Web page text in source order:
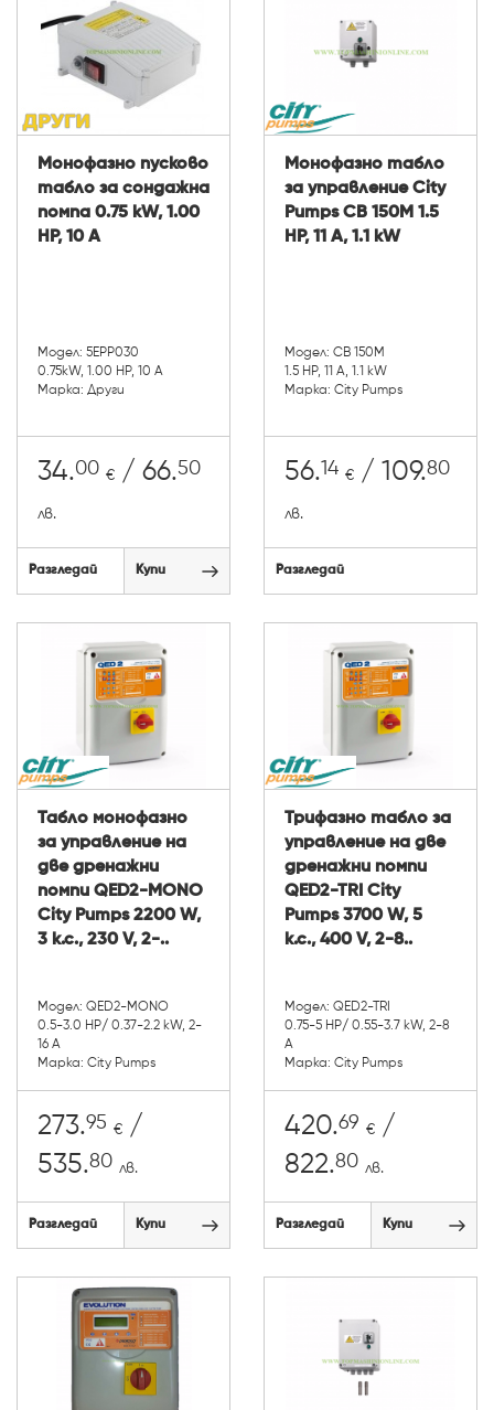
Монофазно пусково
табло за сондажна
помпа 0.75 kW, 1.00
HP, 10 А
Модел: 5EPP030
0.75kW, 1.00 HP, 10 А
Марка: Други
34.00 € / 66.50
лв.
Разгледай Купи
Монофазно табло
за управление City
Pumps CB 150M 1.5
HP, 11 A, 1.1 kW
Модел: CB 150M
1.5 HP, 11 A, 1.1 kW
Марка: City Pumps
56.14 € / 109.80
лв.
Разгледай
Табло монофазно
за управление на
две дренажни
помпи QED2-MONO
City Pumps 2200 W,
3 к.с., 230 V, 2-..
Модел: QED2-MONO
0.5-3.0 HP/ 0.37-2.2 kW, 2-
16 A
Марка: City Pumps
273.95 € /
535.80 лв.
Разгледай Купи
Трифазно табло за
управление на две
дренажни помпи
QED2-TRI City
Pumps 3700 W, 5
к.с., 400 V, 2-8..
Модел: QED2-TRI
0.75-5 HP/ 0.55-3.7 kW, 2-8
A
Марка: City Pumps
420.69 € /
822.80 лв.
Разгледай Купи